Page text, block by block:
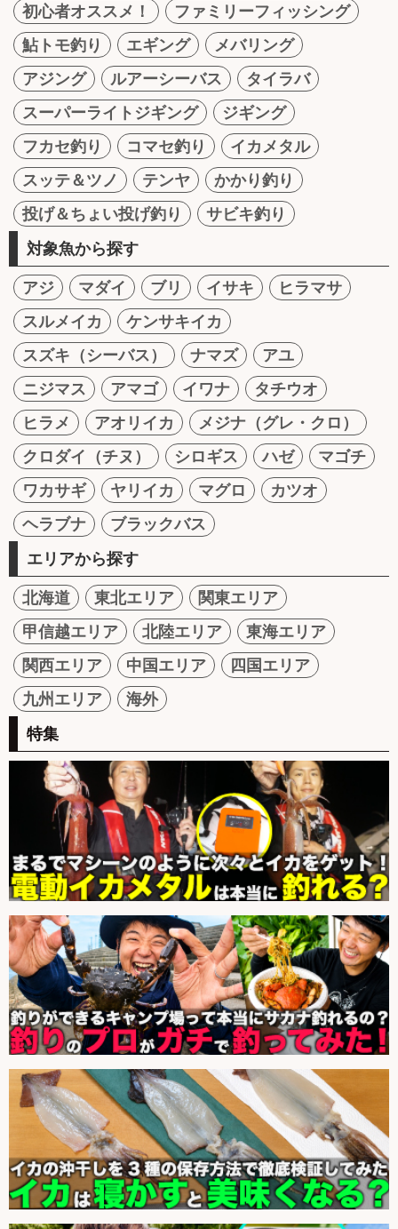
初心者オススメ！
ファミリーフィッシング
鮎トモ釣り
エギング
メバリング
アジング
ルアーシーバス
タイラバ
スーパーライトジギング
ジギング
フカセ釣り
コマセ釣り
イカメタル
スッテ＆ツノ
テンヤ
かかり釣り
投げ＆ちょい投げ釣り
サビキ釣り
対象魚から探す
アジ マダイ ブリ イサキ
ヒラマサ
スルメイカ
ケンサキイカ
スズキ（シーバス）
ナマズ
アユ
ニジマス
アマゴ イワナ
タチウオ
ヒラメ
アオリイカ
メジナ（グレ・クロ）
クロダイ（チヌ）
シロギス ハゼ
マゴチ
ワカサギ
ヤリイカ マグロ
カツオ
ヘラブナ
ブラックバス
エリアから探す
北海道 東北エリア
関東エリア
甲信越エリア
北陸エリア
東海エリア
関西エリア
中国エリア
四国エリア
九州エリア
海外
特集